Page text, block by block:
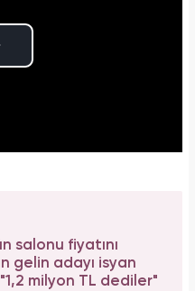
salonu fiyatını
gelin adayı isyan
milyon TL dediler"